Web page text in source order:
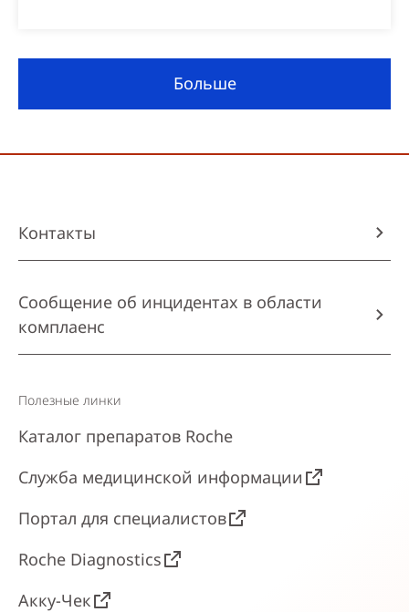
Больше
Контакты
Сообщение об инцидентах в области
комплаенс
Полезные линки
Каталог препаратов Roche
Служба медицинской информации
Портал для специалистов
Roche Diagnostics
Акку-Чек